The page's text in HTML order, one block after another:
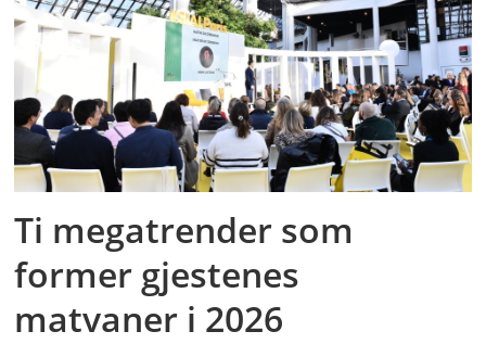
Ti megatrender som
former gjestenes
matvaner i 2026